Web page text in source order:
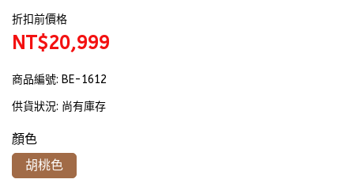
折扣前價格
NT$20,999
商品編號: BE-1612
供貨狀況: 尚有庫存
顏色
胡桃色